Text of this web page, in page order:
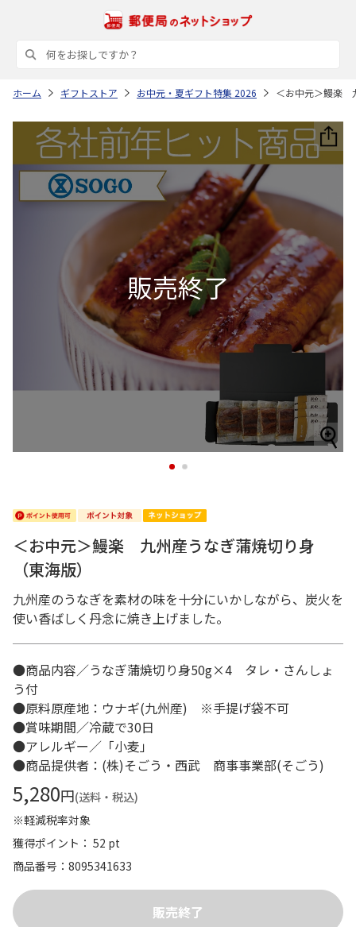
ホーム ギフトストア お中元・夏ギフト特集 2026 ＜お中元＞鰻楽
1 2
＜お中元＞鰻楽 九州産うなぎ蒲焼切り身
（東海版）
九州産のうなぎを素材の味を十分にいかしながら、炭火を
使い香ばしく丹念に焼き上げました。
●商品内容／うなぎ蒲焼切り身50g×4 タレ・さんしょ
う付
●原料原産地：ウナギ(九州産) ※手提げ袋不可
●賞味期間／冷蔵で30日
●アレルギー／「小麦」
●商品提供者：(株)そごう・西武 商事事業部(そごう)
5,280円(送料・税込)
※軽減税率対象
獲得ポイント： 52 pt
商品番号
8095341633